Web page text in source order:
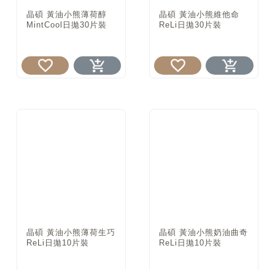
晶碩 黃油小熊薄荷醇
MintCool日拋30片裝
晶碩 黃油小熊維他命
ReLi日拋30片裝
晶碩 黃油小熊薄荷生巧
ReLi日拋10片裝
晶碩 黃油小熊奶油曲奇
ReLi日拋10片裝